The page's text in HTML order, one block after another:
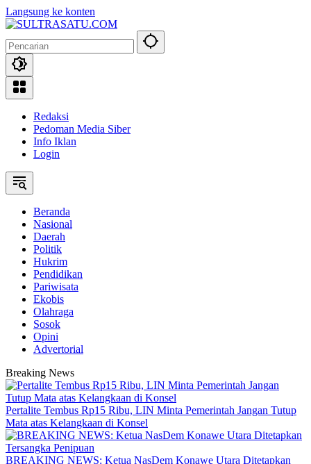
Langsung ke konten
Redaksi
Pedoman Media Siber
Info Iklan
Login
Beranda
Nasional
Daerah
Politik
Hukrim
Pendidikan
Pariwisata
Ekobis
Olahraga
Sosok
Opini
Advertorial
Breaking News
‎Pertalite Tembus Rp15 Ribu, LIN Minta Pemerintah Jangan Tutup
Mata atas Kelangkaan di Konsel
BREAKING NEWS: Ketua NasDem Konawe Utara Ditetapkan